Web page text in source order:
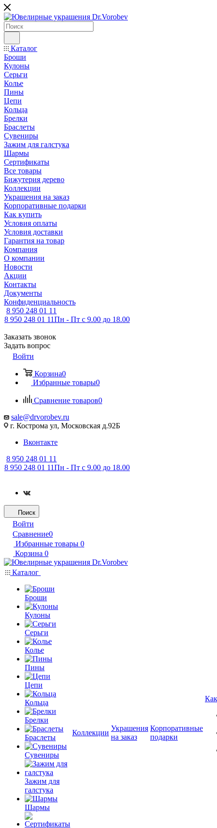
Каталог
Броши
Кулоны
Серьги
Колье
Пины
Цепи
Кольца
Брелки
Браслеты
Сувениры
Зажим для галстука
Шармы
Сертификаты
Все товары
Бижутерия дерево
Коллекции
Украшения на заказ
Корпоративные подарки
Как купить
Условия оплаты
Условия доставки
Гарантия на товар
Компания
О компании
Новости
Акции
Контакты
Документы
Конфиденциальность
8 950 248 01 11
8 950 248 01 11Пн - Пт с 9.00 до 18.00
Заказать звонок
Задать вопрос
Войти
Корзина0
Избранные товары0
Сравнение товаров0
sale@drvorobev.ru
г. Кострома ул, Московская д.92Б
Вконтакте
8 950 248 01 11
8 950 248 01 11Пн - Пт с 9.00 до 18.00
Поиск
Войти
Сравнение0
Избранные товары 0
Корзина 0
Каталог
Броши
Кулоны
Серьги
Колье
Пины
Цепи
Кольца
Брелки
Браслеты
Сувениры
Зажим для
галстука
Шармы
Коллекции
Украшения
на заказ
Корпоративные
подарки